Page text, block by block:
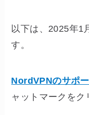
以下は、2025年1
す。
NordVPNのサポ
ャットマークをク